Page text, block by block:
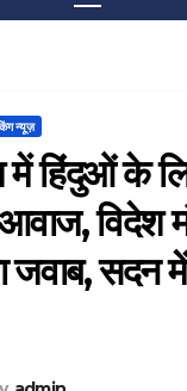
न्यूज़
में हिंदुओं के
विदेश
जवाब, सदन